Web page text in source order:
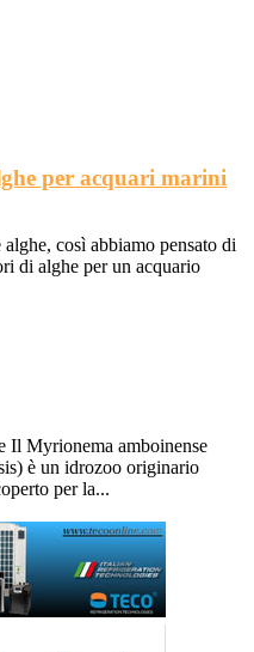
per acquari marini
così abbiamo pensato di
di alghe per un acquario
Il Myrionema amboinense
è un idrozoo originario
per la...